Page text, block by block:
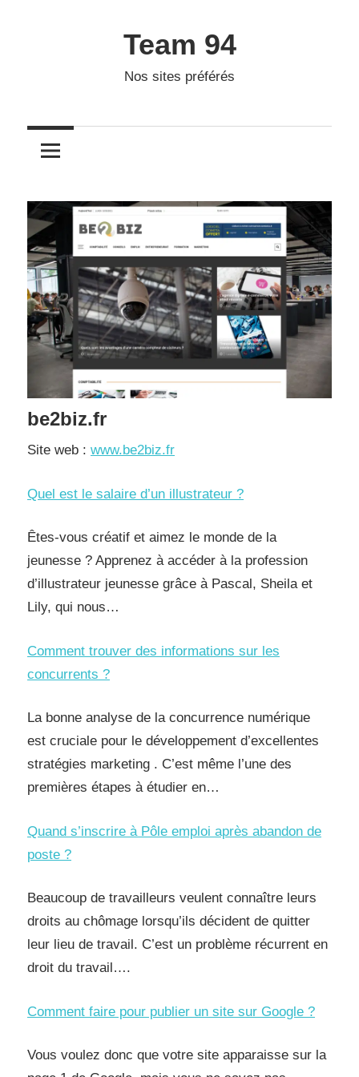
Team 94
Nos sites préférés
be2biz.fr
Site web : www.be2biz.fr
Quel est le salaire d’un illustrateur ?
Êtes-vous créatif et aimez le monde de la
jeunesse ? Apprenez à accéder à la profession
d’illustrateur jeunesse grâce à Pascal, Sheila et
Lily, qui nous…
Comment trouver des informations sur les
concurrents ?
La bonne analyse de la concurrence numérique
est cruciale pour le développement d’excellentes
stratégies marketing . C’est même l’une des
premières étapes à étudier en…
Quand s’inscrire à Pôle emploi après abandon de
poste ?
Beaucoup de travailleurs veulent connaître leurs
droits au chômage lorsqu’ils décident de quitter
leur lieu de travail. C’est un problème récurrent en
droit du travail….
Comment faire pour publier un site sur Google ?
Vous voulez donc que votre site apparaisse sur la